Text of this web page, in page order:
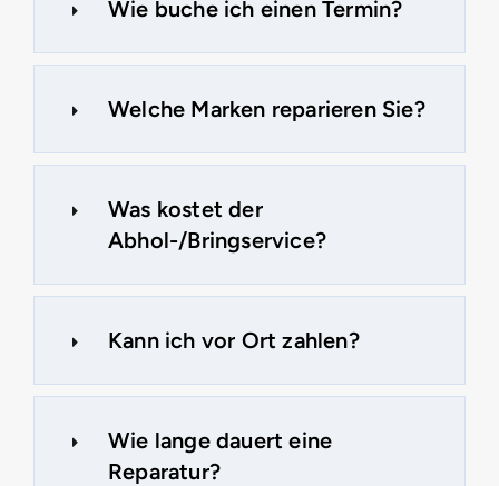
Wie buche ich einen Termin?
Welche Marken reparieren Sie?
Was kostet der
Abhol-/Bringservice?
Kann ich vor Ort zahlen?
Wie lange dauert eine
Reparatur?